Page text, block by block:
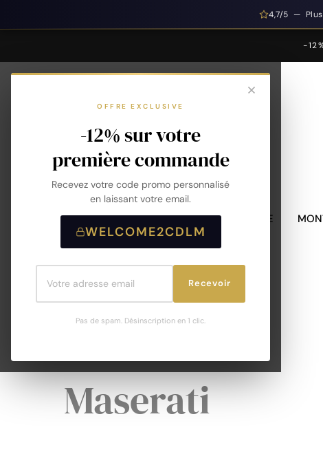
4,7/5 —
-
OFFRE EXCLUSIVE
-12% sur votre
première commande
Recevez votre code promo personnalisé
en laissant votre email.
WELCOME2CDLM
Recevoir
Pas de spam. Désinscription en 1 clic.
MONTRES HOMME
Maserati